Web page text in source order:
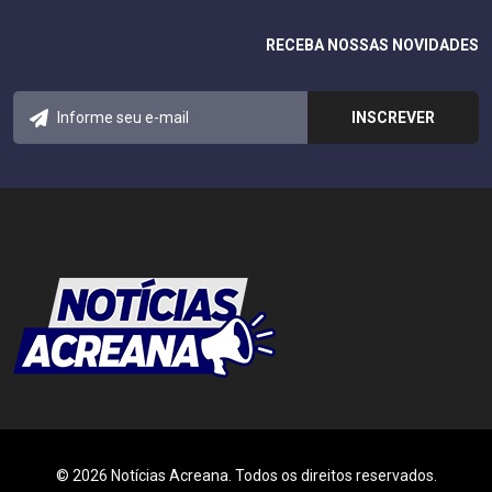
RECEBA NOSSAS NOVIDADES
© 2026 Notícias Acreana. Todos os direitos reservados.